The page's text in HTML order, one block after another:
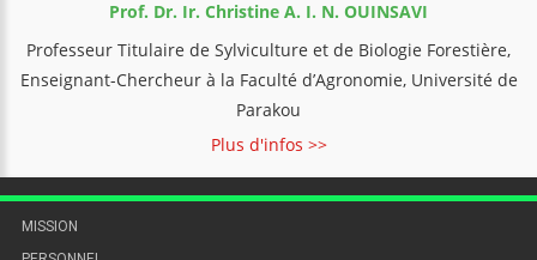
Prof. Dr. Ir. Christine A. I. N. OUINSAVI
Professeur Titulaire de Sylviculture et de Biologie Forestière,
Enseignant-Chercheur à la Faculté d’Agronomie, Université de
Parakou
Plus d'infos >>
MISSION